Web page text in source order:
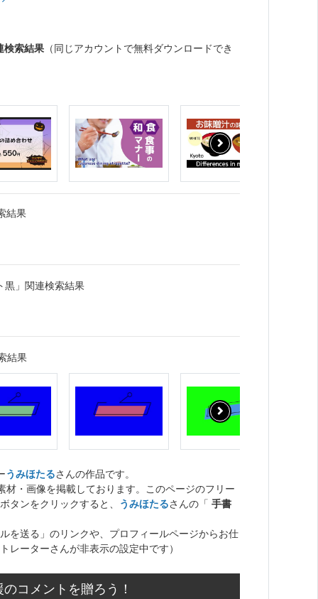
検索結果 （同じアカウントで無料ダウンロードでき
結果
黒」関連検索結果
結果
うみほたるさんの作品です。
・画像を掲載しております。このページのフリー
タンをクリックすると、 うみほたるさんの「 手書
を送る」のリンクや、プロフィールページからお仕
レーターさんが非表示の設定中です）
コメントを贈ろう！